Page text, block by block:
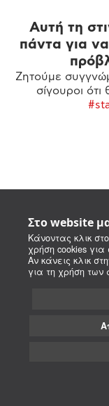
Στο website
Κάνοντας κλικ
χρήση cookies για
Αν κάνεις κλικ
για τη χρήση των
Αυτή τη
πάντα για
Ζητούμε
σίγουροι